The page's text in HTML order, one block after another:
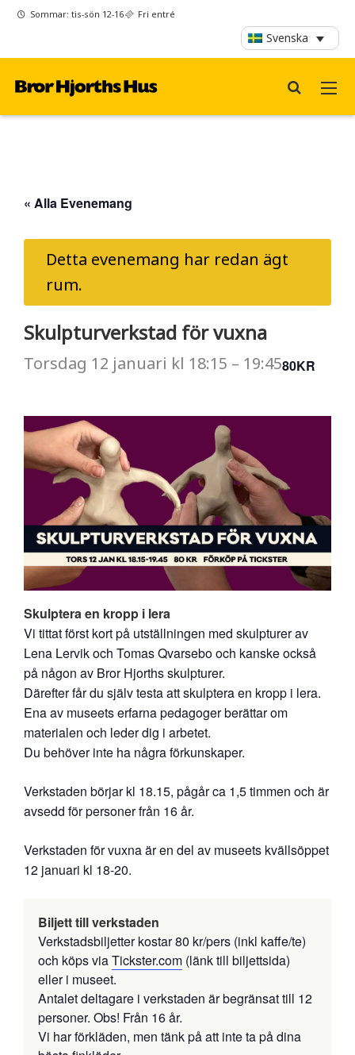
Sommar: tis-sön 12-16 Fri entré
Svenska
« Alla Evenemang
Detta evenemang har redan ägt
rum.
Skulpturverkstad för vuxna
Torsdag 12 januari kl 18:15 – 19:4580KR
Skulptera en kropp i lera
Vi tittat först kort på utställningen med skulpturer av
Lena Lervik och Tomas Qvarsebo och kanske också
på någon av Bror Hjorths skulpturer.
Därefter får du själv testa att skulptera en kropp i lera.
Ena av museets erfarna pedagoger berättar om
materialen och leder dig i arbetet.
Du behöver inte ha några förkunskaper.
Verkstaden börjar kl 18.15, pågår ca 1,5 timmen och är
avsedd för personer från 16 år.
Verkstaden för vuxna är en del av museets kvällsöppet
12 januari kl 18-20.
Biljett till verkstaden
Verkstadsbiljetter kostar 80 kr/pers (inkl kaffe/te)
och köps viaTickster.com (länk till biljettsida)
eller i museet.
Antalet deltagare i verkstaden är begränsat till 12
personer. Obs! Från 16 år.
Vi har förkläden, men tänk på att inte ta på dina